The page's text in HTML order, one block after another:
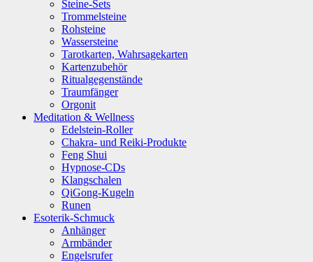
Steine-Sets
Trommelsteine
Rohsteine
Wassersteine
Tarotkarten, Wahrsagekarten
Kartenzubehör
Ritualgegenstände
Traumfänger
Orgonit
Meditation & Wellness
Edelstein-Roller
Chakra- und Reiki-Produkte
Feng Shui
Hypnose-CDs
Klangschalen
QiGong-Kugeln
Runen
Esoterik-Schmuck
Anhänger
Armbänder
Engelsrufer